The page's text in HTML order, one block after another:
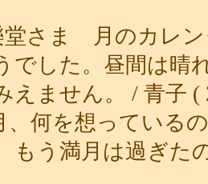
堂さま 月のカレン
でした。昼間は晴
えません。 / 青子 (
、何を想っている
もう満月は過ぎた